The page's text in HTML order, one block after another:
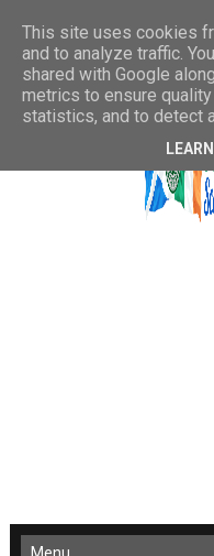
This site uses cookies
and to analyze traffic.
shared with Google
metrics to ensure
statistics, and to detect